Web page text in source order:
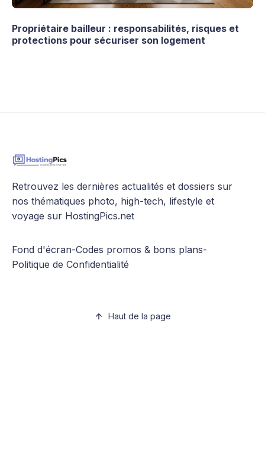
Propriétaire bailleur : responsabilités, risques et
protections pour sécuriser son logement
Retrouvez les dernières actualités et dossiers sur
nos thématiques photo, high-tech, lifestyle et
voyage sur HostingPics.net
Fond d'écran-Codes promos & bons plans-
Politique de Confidentialité
Haut de la page